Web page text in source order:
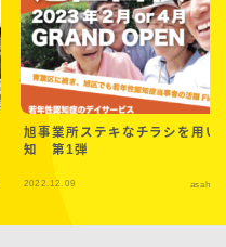
旭事業所ステキなチラシを用い
知 第1弾
2022.12.09 asahi横